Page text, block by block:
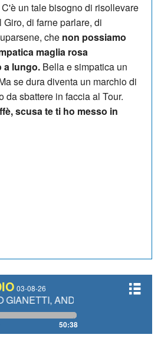
un tale bisogno di risollevare
di farne parlare, di
che non possiamo
maglia rosa
a lungo. Bella e simpatica un
se dura diventa un marchio di
da sbattere in faccia al Tour.
scusa te ti ho messo in
03-08-26
ANDREA VENDRAME, FILIPPO
50:38